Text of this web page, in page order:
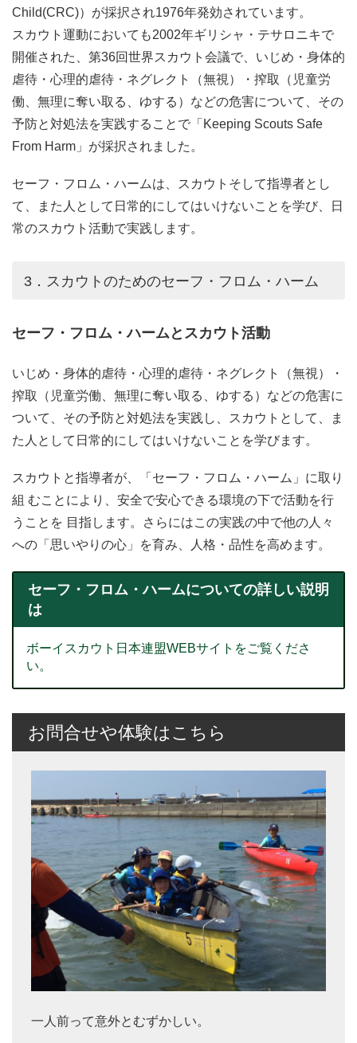
Child(CRC)）が採択され1976年発効されています。
スカウト運動においても2002年ギリシャ・テサロニキで
開催された、第36回世界スカウト会議で、いじめ・身体的
虐待・心理的虐待・ネグレクト（無視）・搾取（児童労
働、無理に奪い取る、ゆする）などの危害について、その
予防と対処法を実践することで「Keeping Scouts Safe
From Harm」が採択されました。
セーフ・フロム・ハームは、スカウトそして指導者とし
て、また人として日常的にしてはいけないことを学び、日
常のスカウト活動で実践します。
3．スカウトのためのセーフ・フロム・ハーム
セーフ・フロム・ハームとスカウト活動
いじめ・身体的虐待・心理的虐待・ネグレクト（無視）・
搾取（児童労働、無理に奪い取る、ゆする）などの危害に
ついて、その予防と対処法を実践し、スカウトとして、ま
た人として日常的にしてはいけないことを学びます。
スカウトと指導者が、「セーフ・フロム・ハーム」に取り
組 むことにより、安全で安心できる環境の下で活動を行
うことを 目指します。さらにはこの実践の中で他の人々
への「思いやりの心」を育み、人格・品性を高めます。
セーフ・フロム・ハームについての詳しい説明
は
ボーイスカウト日本連盟WEBサイトをご覧くださ
い。
お問合せや体験はこちら
一人前って意外とむずかしい。